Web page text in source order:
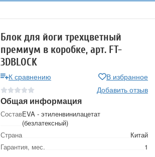
Блок для йоги трехцветный
премиум в коробке, арт. FT-
3DBLOCK
К сравнению
В избранное
Добавить отзыв
Общая информация
СоставEVA - этиленвинилацетат
(безлатексный)
Страна
Китай
Гарантия, мес.
1